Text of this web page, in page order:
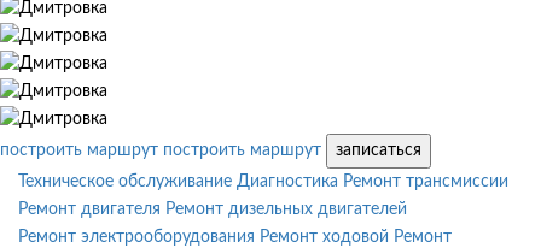
построить маршрут построить маршрут
записаться
Техническое обслуживание Диагностика Ремонт трансмиссии
Ремонт двигателя Ремонт дизельных двигателей
Ремонт электрооборудования Ремонт ходовой Ремонт